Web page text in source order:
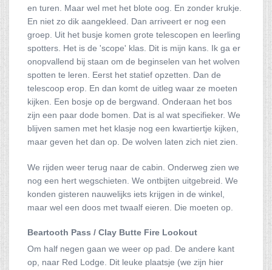
en turen. Maar wel met het blote oog. En zonder krukje.
En niet zo dik aangekleed. Dan arriveert er nog een
groep. Uit het busje komen grote telescopen en leerling
spotters. Het is de 'scope' klas. Dit is mijn kans. Ik ga er
onopvallend bij staan om de beginselen van het wolven
spotten te leren. Eerst het statief opzetten. Dan de
telescoop erop. En dan komt de uitleg waar ze moeten
kijken. Een bosje op de bergwand. Onderaan het bos
zijn een paar dode bomen. Dat is al wat specifieker. We
blijven samen met het klasje nog een kwartiertje kijken,
maar geven het dan op. De wolven laten zich niet zien.
We rijden weer terug naar de cabin. Onderweg zien we
nog een hert wegschieten. We ontbijten uitgebreid. We
konden gisteren nauwelijks iets krijgen in de winkel,
maar wel een doos met twaalf eieren. Die moeten op.
Beartooth Pass / Clay Butte Fire Lookout
Om half negen gaan we weer op pad. De andere kant
op, naar Red Lodge. Dit leuke plaatsje (we zijn hier